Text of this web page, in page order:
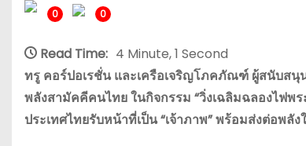
0 0
Read Time: 4 Minute, 1 Second
ทรู คอร์ปอเรชั่น และเครือเจริญโภคภัณฑ์ ผู้สนับสนุ
พลังสามัคคีคนไทย ในกิจกรรม “วิ่งเฉลิมฉลองไฟพ
ประเทศไทยรับหน้าที่เป็น “เจ้าภาพ” พร้อมส่งต่อพลั